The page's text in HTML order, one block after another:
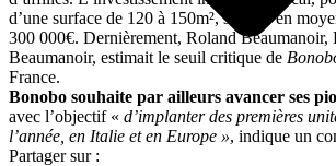
d’une surface de 120 à 150m², s’élève en
300 000€. Dernièrement, Roland Beaumanoir,
Beaumanoir, estimait le seuil critique de
France.
Bonobo souhaite par ailleurs avancer ses
avec l’objectif « d’implanter des premières
l’année, en Italie et en Europe », indique un
Partager sur :